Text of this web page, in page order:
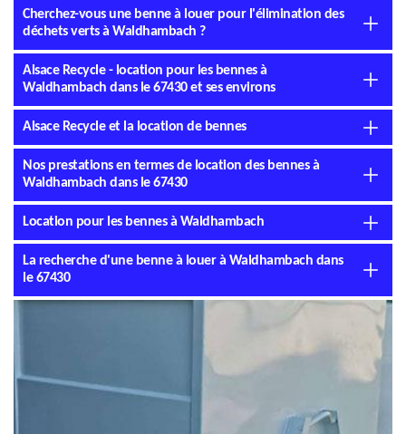
Cherchez-vous une benne à louer pour l'élimination des
déchets verts à Waldhambach ?
Alsace Recycle - location pour les bennes à
Waldhambach dans le 67430 et ses environs
Alsace Recycle et la location de bennes
Nos prestations en termes de location des bennes à
Waldhambach dans le 67430
Location pour les bennes à Waldhambach
La recherche d'une benne à louer à Waldhambach dans
le 67430